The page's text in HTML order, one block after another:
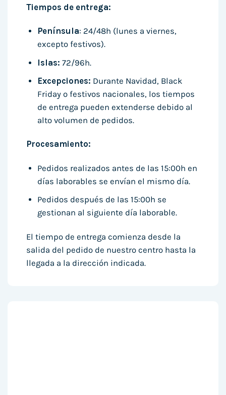
Tiempos de entrega:
Península: 24/48h (lunes a viernes,
excepto festivos).
Islas: 72/96h.
Excepciones: Durante Navidad, Black
Friday o festivos nacionales, los tiempos
de entrega pueden extenderse debido al
alto volumen de pedidos.
Procesamiento:
Pedidos realizados antes de las 15:00h en
días laborables se envían el mismo día.
Pedidos después de las 15:00h se
gestionan al siguiente día laborable.
El tiempo de entrega comienza desde la
salida del pedido de nuestro centro hasta la
llegada a la dirección indicada.